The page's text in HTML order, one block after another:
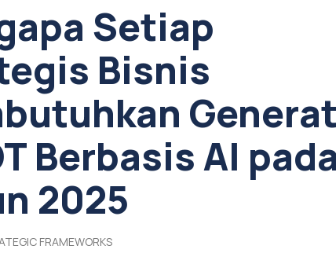
Setiap
Bisnis
Berbasis AI pada
2025
FRAMEWORKS